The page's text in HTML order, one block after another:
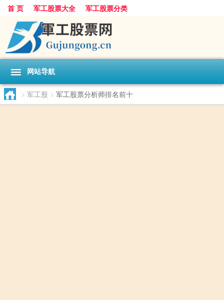
首 页 军工股票大全 军工股票分类
网站导航
> 军工股 > 军工股票分析师排名前十